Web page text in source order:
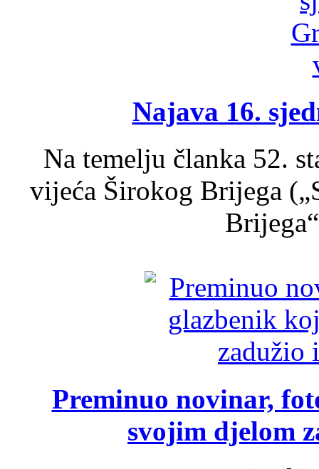
Najava 16.
Na temelju članka 52.
vijeća Širokog Brijega
Preminuo novinar,
svojim djelom